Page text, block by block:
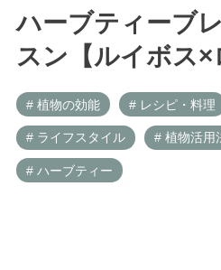
ハーブティーブ
スン【ルイボス×
# 植物の効能 # レシピ・料理
# ライフスタイル # 植物活用
# ハーブティー